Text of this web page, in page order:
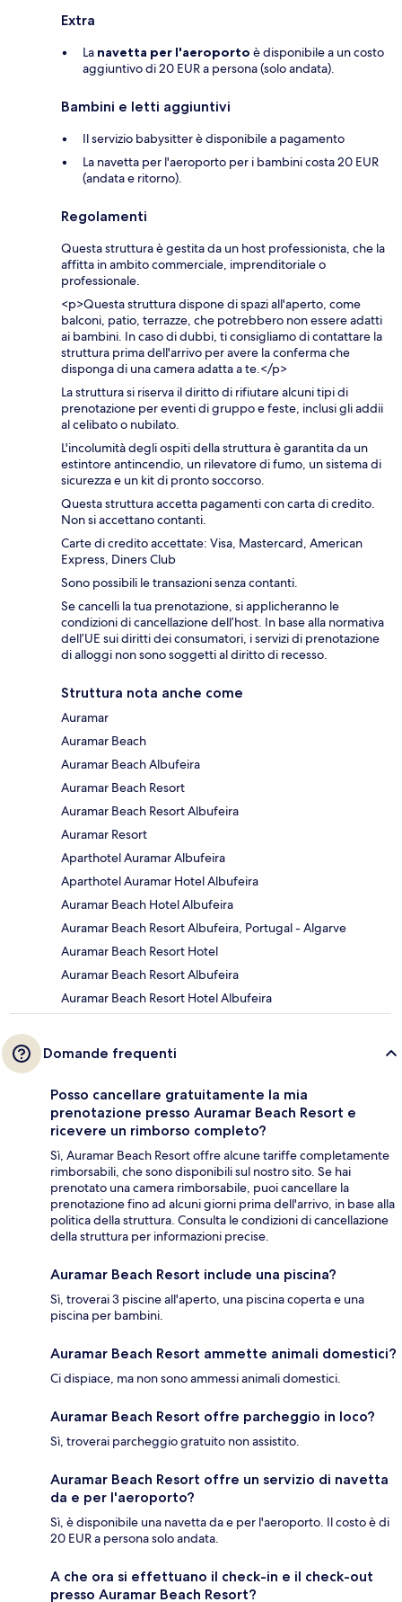
Extra
La navetta per l'aeroporto è disponibile a un costo
aggiuntivo di 20 EUR a persona (solo andata).
Bambini e letti aggiuntivi
Il servizio babysitter è disponibile a pagamento
La navetta per l'aeroporto per i bambini costa 20 EUR
(andata e ritorno).
Regolamenti
Questa struttura è gestita da un host professionista, che la
affitta in ambito commerciale, imprenditoriale o
professionale.
<p>Questa struttura dispone di spazi all'aperto, come
balconi, patio, terrazze, che potrebbero non essere adatti
ai bambini. In caso di dubbi, ti consigliamo di contattare la
struttura prima dell'arrivo per avere la conferma che
disponga di una camera adatta a te.</p>
La struttura si riserva il diritto di rifiutare alcuni tipi di
prenotazione per eventi di gruppo e feste, inclusi gli addii
al celibato o nubilato.
L'incolumità degli ospiti della struttura è garantita da un
estintore antincendio, un rilevatore di fumo, un sistema di
sicurezza e un kit di pronto soccorso.
Questa struttura accetta pagamenti con carta di credito.
Non si accettano contanti.
Carte di credito accettate: Visa, Mastercard, American
Express, Diners Club
Sono possibili le transazioni senza contanti.
Se cancelli la tua prenotazione, si applicheranno le
condizioni di cancellazione dell’host. In base alla normativa
dell’UE sui diritti dei consumatori, i servizi di prenotazione
di alloggi non sono soggetti al diritto di recesso.
Struttura nota anche come
Auramar
Auramar Beach
Auramar Beach Albufeira
Auramar Beach Resort
Auramar Beach Resort Albufeira
Auramar Resort
Aparthotel Auramar Albufeira
Aparthotel Auramar Hotel Albufeira
Auramar Beach Hotel Albufeira
Auramar Beach Resort Albufeira, Portugal - Algarve
Auramar Beach Resort Hotel
Auramar Beach Resort Albufeira
Auramar Beach Resort Hotel Albufeira
Domande frequenti
Posso cancellare gratuitamente la mia
prenotazione presso Auramar Beach Resort e
ricevere un rimborso completo?
Sì, Auramar Beach Resort offre alcune tariffe completamente
rimborsabili, che sono disponibili sul nostro sito. Se hai
prenotato una camera rimborsabile, puoi cancellare la
prenotazione fino ad alcuni giorni prima dell'arrivo, in base alla
politica della struttura. Consulta le condizioni di cancellazione
della struttura per informazioni precise.
Auramar Beach Resort include una piscina?
Sì, troverai 3 piscine all'aperto, una piscina coperta e una
piscina per bambini.
Auramar Beach Resort ammette animali domestici?
Ci dispiace, ma non sono ammessi animali domestici.
Auramar Beach Resort offre parcheggio in loco?
Sì, troverai parcheggio gratuito non assistito.
Auramar Beach Resort offre un servizio di navetta
da e per l'aeroporto?
Sì, è disponibile una navetta da e per l'aeroporto. Il costo è di
20 EUR a persona solo andata.
A che ora si effettuano il check-in e il check-out
presso Auramar Beach Resort?